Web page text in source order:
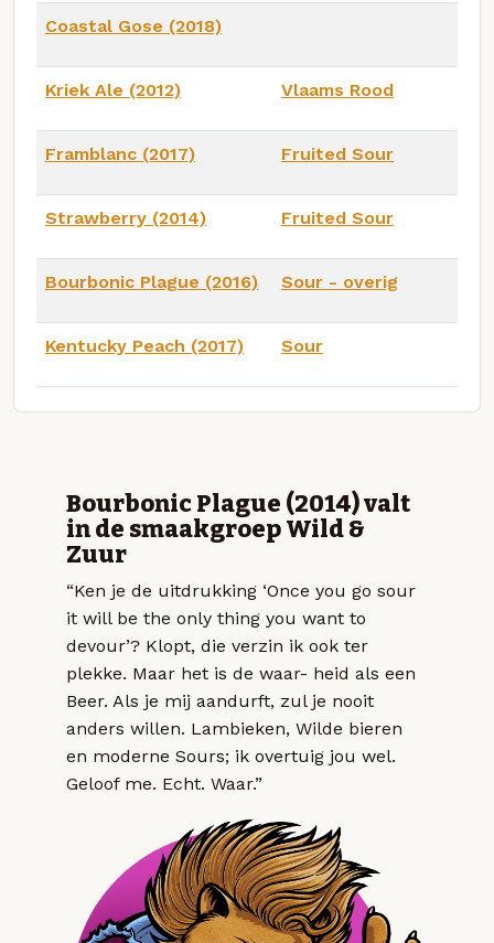
Coastal Gose (2018)
Kriek Ale (2012) Vlaams Rood
Framblanc (2017) Fruited Sour
Strawberry (2014) Fruited Sour
Bourbonic Plague (2016) Sour - overig
Kentucky Peach (2017) Sour
Bourbonic Plague (2014) valt
in de smaakgroep Wild &
Zuur
“Ken je de uitdrukking ‘Once you go sour
it will be the only thing you want to
devour’? Klopt, die verzin ik ook ter
plekke. Maar het is de waar- heid als een
Beer. Als je mij aandurft, zul je nooit
anders willen. Lambieken, Wilde bieren
en moderne Sours; ik overtuig jou wel.
Geloof me. Echt. Waar.”